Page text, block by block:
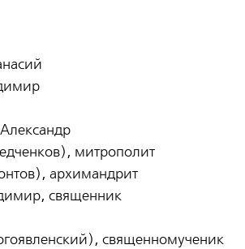
митрополит
архимандрит
священник
священномученик